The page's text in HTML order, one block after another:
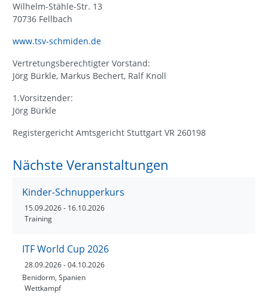
Wilhelm-Stähle-Str. 13
70736 Fellbach
www.tsv-schmiden.de
Vertretungsberechtigter Vorstand:
Jörg Bürkle, Markus Bechert, Ralf Knoll
1.Vorsitzender:
Jörg Bürkle
Registergericht Amtsgericht Stuttgart VR 260198
Nächste Veranstaltungen
Kinder-Schnupperkurs
15.09.2026- 16.10.2026
Training
ITF World Cup 2026
28.09.2026- 04.10.2026
Benidorm, Spanien
Wettkampf